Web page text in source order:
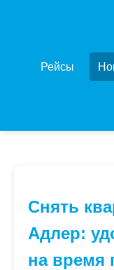
Рейсы
Снять
Адлер:
на время